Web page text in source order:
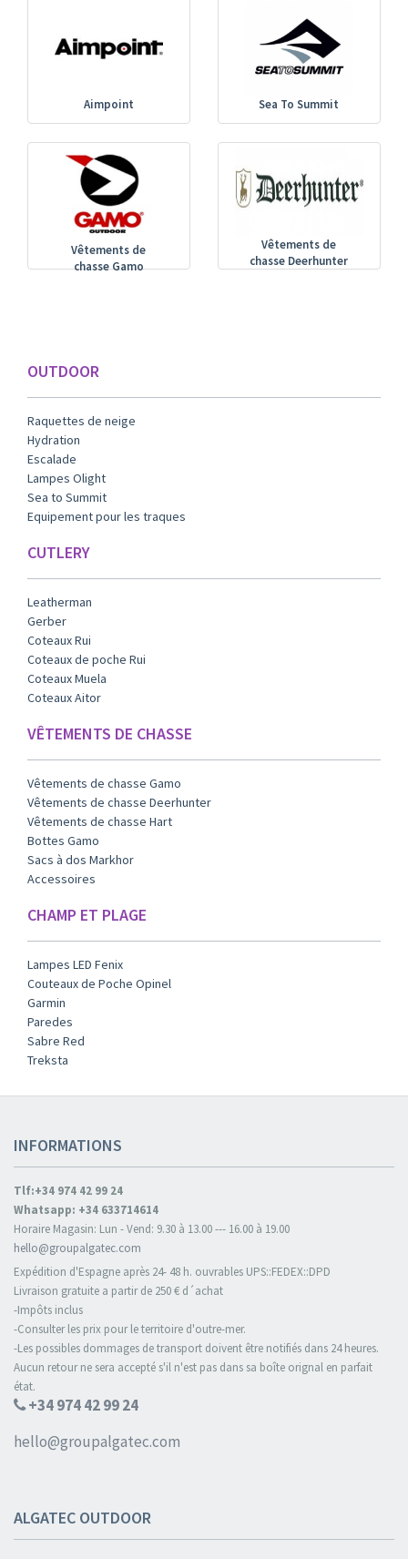
Aimpoint Sea To Summit
Vêtements de
chasse Gamo
Vêtements de
chasse Deerhunter
OUTDOOR
Raquettes de neige
Hydration
Escalade
Lampes Olight
Sea to Summit
Equipement pour les traques
CUTLERY
Leatherman
Gerber
Coteaux Rui
Coteaux de poche Rui
Coteaux Muela
Coteaux Aitor
VÊTEMENTS DE CHASSE
Vêtements de chasse Gamo
Vêtements de chasse Deerhunter
Vêtements de chasse Hart
Bottes Gamo
Sacs à dos Markhor
Accessoires
CHAMP ET PLAGE
Lampes LED Fenix
Couteaux de Poche Opinel
Garmin
Paredes
Sabre Red
Treksta
INFORMATIONS
Tlf:+34 974 42 99 24
Whatsapp: +34 633714614
Horaire Magasin: Lun - Vend: 9.30 à 13.00 --- 16.00 à 19.00
hello@groupalgatec.com
Expédition d'Espagne après 24- 48 h. ouvrables UPS::FEDEX::DPD
Livraison gratuite a partir de 250 € d´achat
-Impôts inclus
-Consulter les prix pour le territoire d'outre-mer.
-Les possibles dommages de transport doivent être notifiés dans 24 heures.
Aucun retour ne sera accepté s'il n'est pas dans sa boîte orignal en parfait
état.
+34 974 42 99 24
hello@groupalgatec.com
ALGATEC OUTDOOR